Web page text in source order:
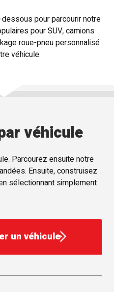
pour parcourir notre
pour SUV, camions
roue-pneu personnalisé
véhicule.
véhicule
Parcourez ensuite notre
Ensuite, construisez
sélectionnant simplement
un véhicule